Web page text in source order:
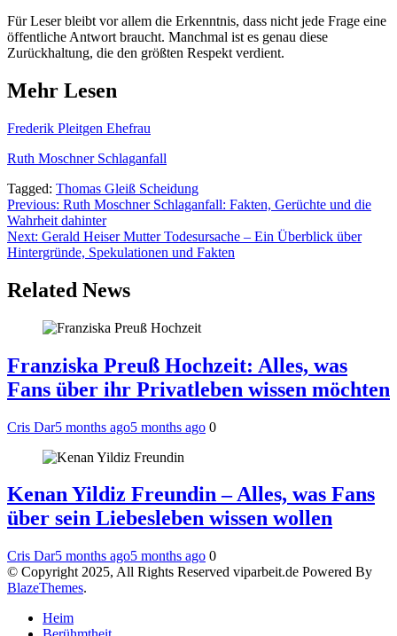
Für Leser bleibt vor allem die Erkenntnis, dass nicht jede Frage eine
öffentliche Antwort braucht. Manchmal ist es genau diese
Zurückhaltung, die den größten Respekt verdient.
Mehr Lesen
Frederik Pleitgen Ehefrau
Ruth Moschner Schlaganfall
Tagged: Thomas Gleiß Scheidung
Post
navigation
Previous: Ruth Moschner Schlaganfall: Fakten, Gerüchte und die
Wahrheit dahinter
Next: Gerald Heiser Mutter Todesursache – Ein Überblick über
Hintergründe, Spekulationen und Fakten
Related News
Franziska Preuß Hochzeit: Alles, was
Fans über ihr Privatleben wissen möchten
Cris Dar5 months ago5 months ago 0
Kenan Yildiz Freundin – Alles, was Fans
über sein Liebesleben wissen wollen
Cris Dar5 months ago5 months ago 0
© Copyright 2025, All Rights Reserved viparbeit.de Powered By
BlazeThemes.
Heim